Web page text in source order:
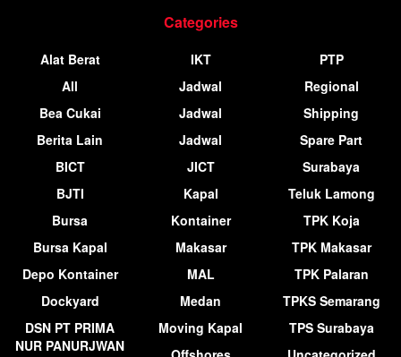
Categories
Alat Berat
All
Bea Cukai
Berita Lain
BICT
BJTI
Bursa
Bursa Kapal
Depo Kontainer
Dockyard
DSN PT PRIMA
NUR PANURJWAN
IKT
Jadwal
Jadwal
Jadwal
JICT
Kapal
Kontainer
Makasar
MAL
Medan
Moving Kapal
PTP
Regional
Shipping
Spare Part
Surabaya
Teluk Lamong
TPK Koja
TPK Makasar
TPK Palaran
TPKS Semarang
TPS Surabaya